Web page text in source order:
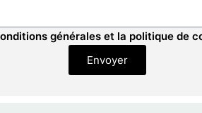
générales et la politique de
Envoyer